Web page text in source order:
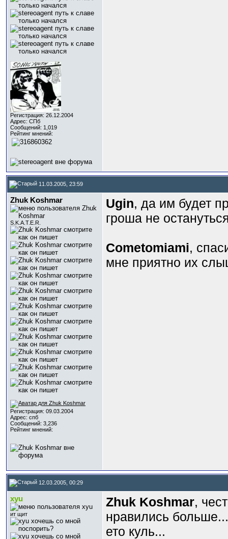
Регистрация: 26.12.2004
Адрес: СПб
Сообщений: 1,019
Рейтинг мнений:
11.03.2005, 23:59
Zhuk Koshmar
S.K.A.T.E.R.
Регистрация: 09.03.2004
Адрес: спб
Сообщений: 3,236
Рейтинг мнений:
Ugin, да им будет
гроша не
Cometomiami,
мне приятно их
12.03.2005, 00:29
xyu
ит щит
Zhuk Koshmar,
нравились
ето куль...